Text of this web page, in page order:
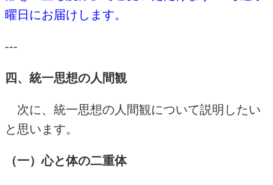
曜日にお届けします。
---
四、統一思想の人間観
次に、統一思想の人間観について説明したい
と思います。
（一）心と体の二重体